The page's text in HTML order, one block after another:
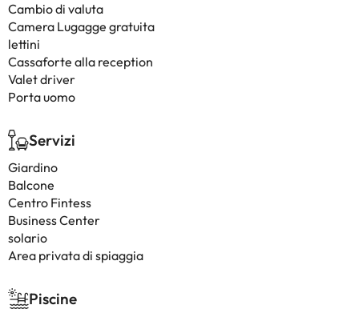
Cambio di valuta
Camera Lugagge gratuita
lettini
Cassaforte alla reception
Valet driver
Porta uomo
Servizi
Giardino
Balcone
Centro Fintess
Business Center
solario
Area privata di spiaggia
Piscine